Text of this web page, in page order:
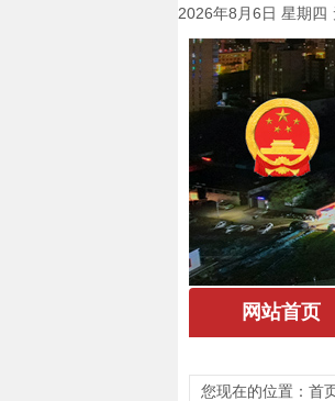
2026年8月6日 星期四
您现在的位置： 首